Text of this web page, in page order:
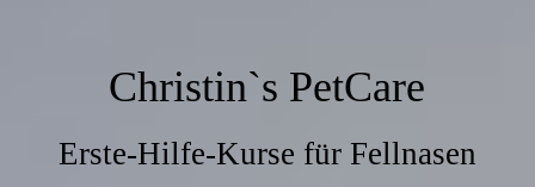
Christin`s PetCare
Erste-Hilfe-Kurse für Fellnasen